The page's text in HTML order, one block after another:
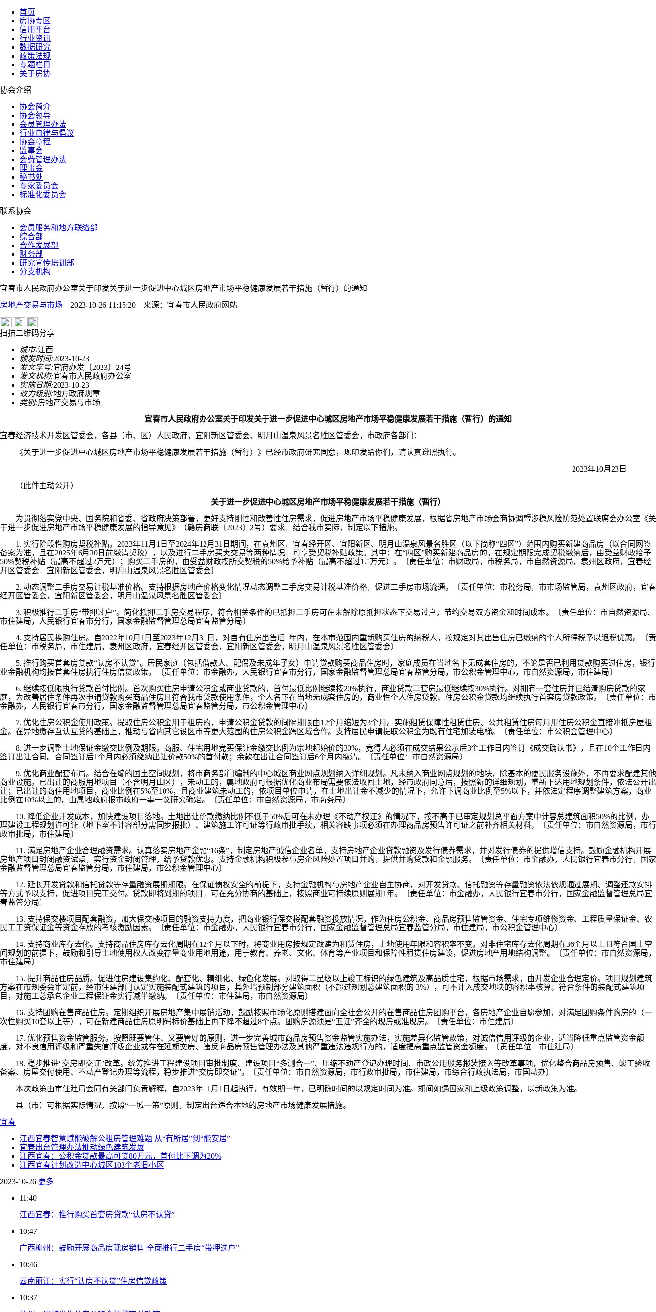
首页
房协专区
信用平台
行业资讯
数据研究
政策法规
专题栏目
关于房协
协会介绍
协会简介
协会领导
会员管理办法
行业自律与倡议
协会章程
监事会
会费管理办法
理事会
秘书处
专家委员会
标准化委员会
联系协会
会员服务和地方联络部
综合部
合作发展部
财务部
研究宣传培训部
分支机构
宜春市人民政府办公室关于印发关于进一步促进中心城区房地产市场平稳健康发展若干措施（暂行）的通知
房地产交易与市场 2023-10-26 11:15:20 来源： 宜春市人民政府网站
扫描二维码分享
城市:江西
颁发时间:2023-10-23
发文字号:宜府办发〔2023〕24号
发文机构:宜春市人民政府办公室
实施日期:2023-10-23
效力级别:地方政府规章
类别:房地产交易与市场
宜春市人民政府办公室关于印发关于进一步促进中心城区房地产市场平稳健康发展若干措施（暂行）的通知
宜春经济技术开发区管委会，各县（市、区）人民政府，宜阳新区管委会、明月山温泉风景名胜区管委会，市政府各部门：
《关于进一步促进中心城区房地产市场平稳健康发展若干措施（暂行）》已经市政府研究同意，现印发给你们，请认真遵照执行。
2023年10月23日
（此件主动公开）
关于进一步促进中心城区房地产市场平稳健康发展若干措施（暂行）
为贯彻落实党中央、国务院和省委、省政府决策部署，更好支持刚性和改善性住房需求，促进房地产市场平稳健康发展，根据省房地产市场会商协调暨涉稳风险防范处置联席会办公室《关
于进一步促进房地产市场平稳健康发展的指导意见》（赣房商联〔2023〕2号）要求，结合我市实际，制定以下措施。
1. 实行阶段性购房契税补贴。2023年11月1日至2024年12月31日期间，在袁州区、宜春经开区、宜阳新区、明月山温泉风景名胜区（以下简称“四区”）范围内购买新建商品房（以合同网签
备案为准，且在2025年6月30日前缴清契税），以及进行二手房买卖交易等两种情况，可享受契税补贴政策。其中：在“四区”购买新建商品房的，在规定期限完成契税缴纳后，由受益财政给予
50%契税补贴（最高不超过2万元）；购买二手房的，由受益财政按所交契税的50%给予补贴（最高不超过1.5万元）。〔责任单位：市财政局，市税务局，市自然资源局，袁州区政府，宜春经
开区管委会，宜阳新区管委会，明月山温泉风景名胜区管委会〕
2. 动态调整二手房交易计税基准价格。支持根据房地产价格变化情况动态调整二手房交易计税基准价格，促进二手房市场流通。〔责任单位：市税务局，市市场监管局，袁州区政府，宜春
经开区管委会，宜阳新区管委会，明月山温泉风景名胜区管委会〕
3. 积极推行二手房“带押过户”。简化抵押二手房交易程序，符合相关条件的已抵押二手房可在未解除原抵押状态下交易过户，节约交易双方资金和时间成本。〔责任单位：市自然资源局、
市住建局，人民银行宜春市分行，国家金融监督管理总局宜春监管分局〕
4. 支持居民换购住房。自2022年10月1日至2023年12月31日，对自有住房出售后1年内，在本市范围内重新购买住房的纳税人，按规定对其出售住房已缴纳的个人所得税予以退税优惠。〔责
任单位：市税务局，市住建局，袁州区政府，宜春经开区管委会，宜阳新区管委会，明月山温泉风景名胜区管委会〕
5. 推行购买首套房贷款“认房不认贷”。居民家庭（包括借款人、配偶及未成年子女）申请贷款购买商品住房时，家庭成员在当地名下无成套住房的，不论是否已利用贷款购买过住房，银行
业金融机构均按首套住房执行住房信贷政策。〔责任单位：市金融办，人民银行宜春市分行，国家金融监督管理总局宜春监管分局，市公积金管理中心，市自然资源局，市住建局〕
6. 继续按低限执行贷款首付比例。首次购买住房申请公积金或商业贷款的，首付最低比例继续按20%执行，商业贷款二套房最低继续按30%执行。对拥有一套住房并已结清购房贷款的家
庭，为改善居住条件再次申请贷款购买商品住房且符合我市贷款使用条件，个人名下在当地无成套住房的，商业性个人住房贷款、住房公积金贷款均继续执行首套房贷款政策。〔责任单位：市
金融办，人民银行宜春市分行，国家金融监督管理总局宜春监管分局，市公积金管理中心〕
7. 优化住房公积金使用政策。提取住房公积金用于租房的，申请公积金贷款的间隔期限由12个月缩短为3个月。实施租赁保障性租赁住房、公共租赁住房每月用住房公积金直接冲抵房屋租
金。在异地缴存互认互贷的基础上，推动与省内其它设区市等更大范围的住房公积金跨区域合作。支持居民申请提取公积金为既有住宅加装电梯。〔责任单位：市公积金管理中心〕
8. 进一步调整土地保证金缴交比例及期限。商服、住宅用地竞买保证金缴交比例为宗地起始价的30%，竞得人必须在成交结果公示后3个工作日内签订《成交确认书》，且在10个工作日内
签订出让合同。合同签订后1个月内必须缴纳出让价款50%的首付款；余款在出让合同签订后6个月内缴清。〔责任单位：市自然资源局〕
9. 优化商业配套布局。结合在编的国土空间规划，将市商务部门编制的中心城区商业网点规划纳入详细规划。凡未纳入商业网点规划的地块，除基本的便民服务设施外，不再要求配建其他
商业设施。已出让的商服用地项目（不含明月山区），未动工的，属地政府可根据优化商业布局需要依法收回土地，经市政府同意后，按照新的详细规划，重新下达用地规划条件，依法公开出
让；已出让的商住用地项目，商业比例在5%至10%，且商业建筑未动工的，依项目单位申请，在土地出让金不减少的情况下，允许下调商业比例至5%以下，并依法定程序调整建筑方案，商业
比例在10%以上的，由属地政府报市政府一事一议研究确定。〔责任单位：市自然资源局，市商务局〕
10. 降低企业开发成本，加快建设项目落地。土地出让价款缴纳比例不低于50%后可在未办理《不动产权证》的情况下，按不高于已审定规划总平面方案中计容总建筑面积50%的比例，办
理建设工程规划许可证（地下室不计容部分需同步报批）、建筑施工许可证等行政审批手续，相关容缺事项必须在办理商品房预售许可证之前补齐相关材料。〔责任单位：市自然资源局，市行
政审批局，市住建局〕
11. 满足房地产企业合理融资需求。认真落实房地产金融“16条”，制定房地产诚信企业名单，支持房地产企业贷款融资及发行债券需求，并对发行债券的提供增信支持。鼓励金融机构开展
房地产项目封闭融资试点，实行资金封闭管理，给予贷款优惠。支持金融机构积极参与房企风险处置项目并购，提供并购贷款和金融服务。〔责任单位：市金融办，人民银行宜春市分行，国家
金融监督管理总局宜春监管分局，市住建局，市公积金管理中心〕
12. 延长开发贷款和信托贷款等存量融资展期期限。在保证债权安全的前提下，支持金融机构与房地产企业自主协商，对开发贷款、信托融资等存量融资依法依规通过展期、调整还款安排
等方式予以支持，促进项目完工交付。贷款即将到期的项目，可在充分协商的基础上，按照商业可持续原则展期1年。〔责任单位：市金融办，人民银行宜春市分行，国家金融监督管理总局宜
春监管分局〕
13. 支持保交楼项目配套融资。加大保交楼项目的融资支持力度，把商业银行保交楼配套融资投放情况，作为住房公积金、商品房预售监管资金、住宅专项维修资金、工程质量保证金、农
民工工资保证金等资金存放的考核激励因素。〔责任单位：市金融办，人民银行宜春市分行，国家金融监督管理总局宜春监管分局，市住建局，市公积金管理中心〕
14. 支持商业库存去化。支持商品住房库存去化周期在12个月以下时，将商业用房按规定改建为租赁住房，土地使用年限和容积率不变。对非住宅库存去化周期在36个月以上且符合国土空
间规划的前提下，鼓励和引导土地使用权人改变存量商业用地用途，用于教育、养老、文化、体育等产业项目和保障性租赁住房建设，促进房地产用地结构调整。〔责任单位：市自然资源局，
市住建局〕
15. 提升商品住房品质。促进住房建设集约化、配套化、精细化、绿色化发展。对取得二星级以上竣工标识的绿色建筑及高品质住宅，根据市场需求，由开发企业合理定价。项目规划建筑
方案在市规委会审定前，经市住建部门认定实施装配式建筑的项目，其外墙预制部分建筑面积（不超过规划总建筑面积的 3%），可不计入成交地块的容积率核算。符合条件的装配式建筑项
目，对施工总承包企业工程保证金实行减半缴纳。〔责任单位：市住建局，市自然资源局〕
16. 支持团购在售商品住房。定期组织开展房地产集中展销活动，鼓励按照市场化原则搭建面向全社会公开的在售商品住房团购平台，各房地产企业自愿参加，对满足团购条件购房的（一
次性购买10套以上等），可在新建商品住房原明码标价基础上再下降不超过8个点。团购房源须是“五证”齐全的现房或准现房。〔责任单位：市住建局〕
17. 优化预售资金监管服务。按照既要管住、又要管好的原则，进一步完善城市商品房预售资金监管实施办法，实施差异化监管政策，对诚信信用评级的企业，适当降低重点监管资金额
度，对不良信用评级和严重失信评级企业或存在延期交房、违反商品房预售管理办法及其他严重违法违规行为的，适度提高重点监管资金额度。〔责任单位：市住建局〕
18. 稳步推进“交房即交证”改革。统筹推进工程建设项目审批制度、建设项目“多测合一”、压缩不动产登记办理时间、市政公用服务报装接入等改革事项，优化整合商品房预售、竣工验收
备案、房屋交付使用、不动产登记办理等流程，稳步推进“交房即交证”。〔责任单位：市自然资源局，市行政审批局，市住建局，市综合行政执法局，市国动办〕
本次政策由市住建局会同有关部门负责解释，自2023年11月1日起执行，有效期一年，已明确时间的以规定时间为准。期间如遇国家和上级政策调整，以新政策为准。
县（市）可根据实际情况，按照“一城一策”原则，制定出台适合本地的房地产市场健康发展措施。
宜春
江西宜春智慧赋能破解公租房管理难题 从“有所居”到“能安居”
宜春出台管理办法推动绿色建筑发展
江西宜春：公积金贷款最高可贷80万元，首付比下调为20%
江西宜春计划改造中心城区103个老旧小区
2023-10-26 更多
11:40
江西宜春：推行购买首套房贷款“认房不认贷”
10:47
广西柳州：鼓励开展商品房现房销售 全面推行二手房“带押过户”
10:46
云南丽江：实行“认房不认贷”住房信贷政策
10:37